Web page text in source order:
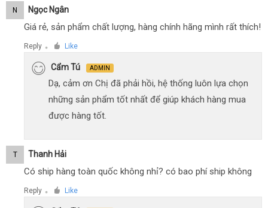
N Ngọc Ngân
Giá rẻ, sản phẩm chất lượng, hàng chính hãng mình rất thích!
Reply ● Like
Cẩm Tú ADMIN
Dạ, cảm ơn Chị đã phải hồi, hệ thống luôn lựa chọn
những sản phẩm tốt nhất để giúp khách hàng mua
được hàng tốt.
T Thanh Hải
Có ship hàng toàn quốc không nhỉ? có bao phí ship không
Reply ● Like